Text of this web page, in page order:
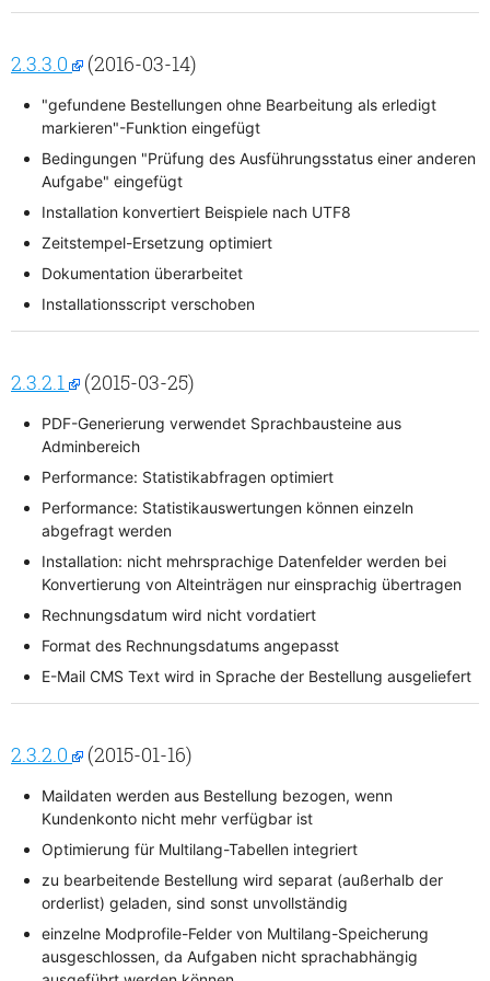
2.3.3.0 (2016-03-14)
"gefundene Bestellungen ohne Bearbeitung als erledigt
markieren"-Funktion eingefügt
Bedingungen "Prüfung des Ausführungsstatus einer anderen
Aufgabe" eingefügt
Installation konvertiert Beispiele nach UTF8
Zeitstempel-Ersetzung optimiert
Dokumentation überarbeitet
Installationsscript verschoben
2.3.2.1 (2015-03-25)
PDF-Generierung verwendet Sprachbausteine aus
Adminbereich
Performance: Statistikabfragen optimiert
Performance: Statistikauswertungen können einzeln
abgefragt werden
Installation: nicht mehrsprachige Datenfelder werden bei
Konvertierung von Alteinträgen nur einsprachig übertragen
Rechnungsdatum wird nicht vordatiert
Format des Rechnungsdatums angepasst
E-Mail CMS Text wird in Sprache der Bestellung ausgeliefert
2.3.2.0 (2015-01-16)
Maildaten werden aus Bestellung bezogen, wenn
Kundenkonto nicht mehr verfügbar ist
Optimierung für Multilang-Tabellen integriert
zu bearbeitende Bestellung wird separat (außerhalb der
orderlist) geladen, sind sonst unvollständig
einzelne Modprofile-Felder von Multilang-Speicherung
ausgeschlossen, da Aufgaben nicht sprachabhängig